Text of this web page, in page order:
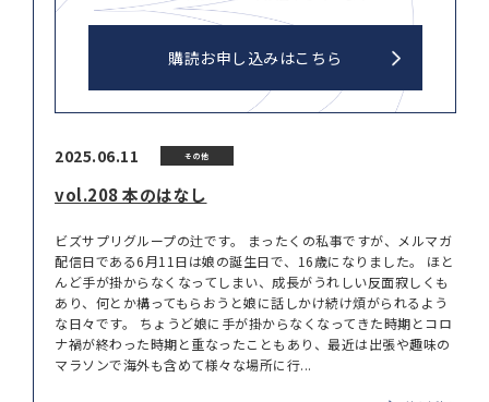
購読お申し込みはこちら
2025.06.11 その他
vol.208 本のはなし
ビズサプリグループの辻です。 まったくの私事ですが、メルマガ
配信日である6月11日は娘の誕生日で、16歳になりました。 ほと
んど手が掛からなくなってしまい、成長がうれしい反面寂しくも
あり、何とか構ってもらおうと娘に話しかけ続け煩がられるよう
な日々です。 ちょうど娘に手が掛からなくなってきた時期とコロ
ナ禍が終わった時期と重なったこともあり、最近は出張や趣味の
マラソンで海外も含めて様々な場所に行...